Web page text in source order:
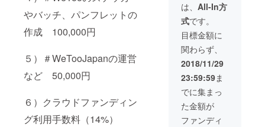
やバッチ、パンフレットの
作成 100,000円
５）＃WeTooJapanの運営
など 50,000円
６）クラウドファンディン
グ利用手数料（14%）
子、白
河桃
子、松
中権
まれ。
塾大学
文学卒
業後、
住友商
事など
ジャー
ナリス
家に。
2008年
別に相談させて
いただきます。
*開催にかかる経
費は別途ご負担
ください。 *内
容として、「働
き方改革実現会
き方改革講演
生産性向上とモ
チベーション
アップ」（仮）
を想定していま
は、 All-In方
式です。
目標金額に
関わらず、
2018/11/29
23:59:59ま
でに集まっ
た金額が
ファンディ